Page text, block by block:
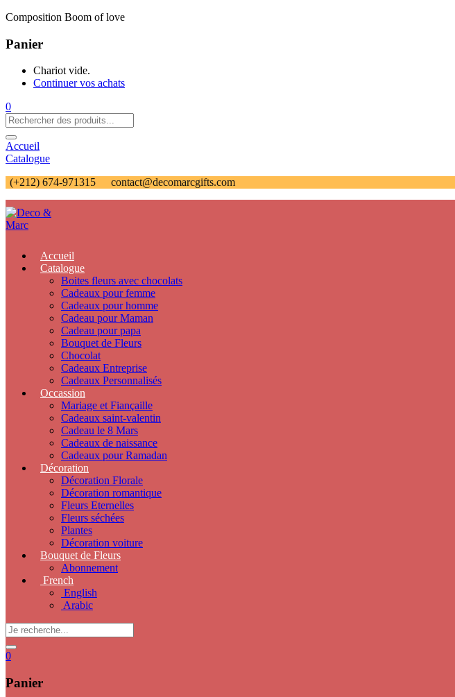
Composition Boom of love
Panier
Chariot vide.
Continuer vos achats
0
Accueil
Catalogue
(+212) 674-971315
contact@decomarcgifts.com
Accueil
Catalogue
Boites fleurs avec chocolats
Cadeaux pour femme
Cadeaux pour homme
Cadeau pour Maman
Cadeau pour papa
Bouquet de Fleurs
Chocolat
Cadeaux Entreprise
Cadeaux Personnalisés
Occassion
Mariage et Fiançaille
Cadeaux saint-valentin
Cadeau le 8 Mars
Cadeaux de naissance
Cadeaux pour Ramadan
Décoration
Décoration Florale
Décoration romantique
Fleurs Eternelles
Fleurs séchées
Plantes
Décoration voiture
Bouquet de Fleurs
Abonnement
French
English
Arabic
0
Panier